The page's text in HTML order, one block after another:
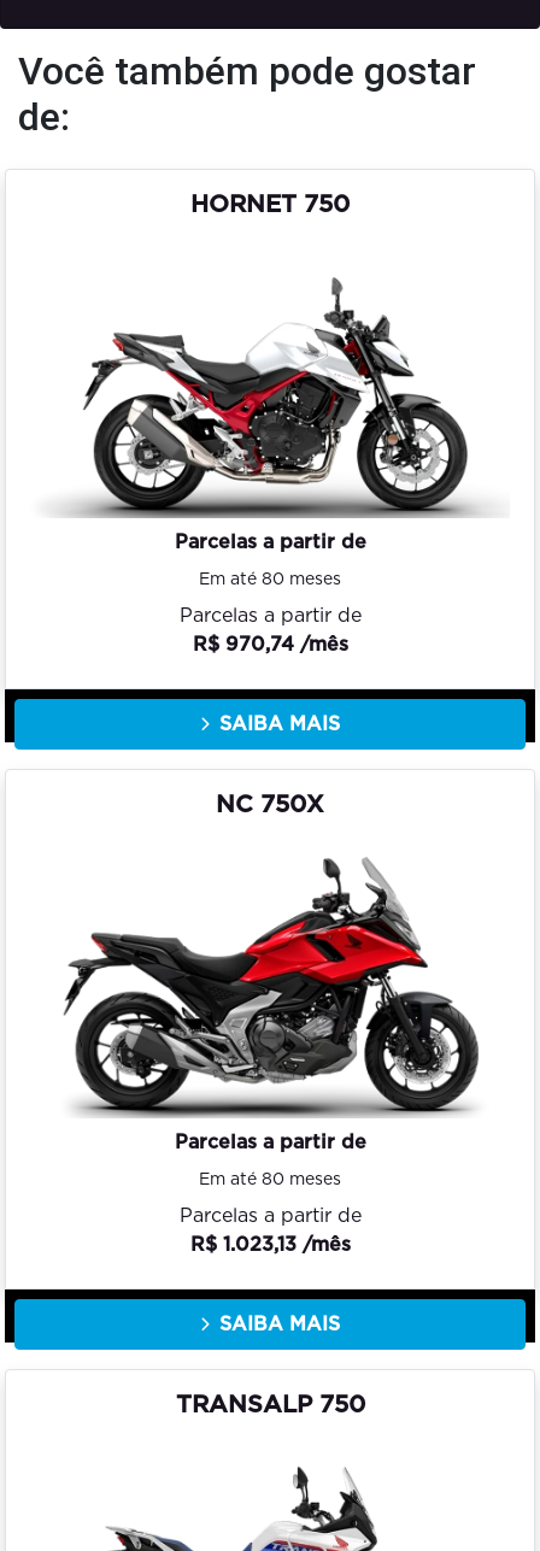
Você também pode gostar
de:
HORNET 750
Parcelas a partir de
Em até 80 meses
Parcelas a partir de
R$ 970,74 /mês
SAIBA MAIS
NC 750X
Parcelas a partir de
Em até 80 meses
Parcelas a partir de
R$ 1.023,13 /mês
SAIBA MAIS
TRANSALP 750